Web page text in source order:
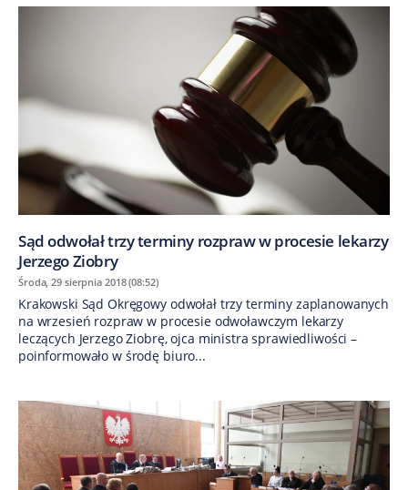
Sąd odwołał trzy terminy rozpraw w procesie lekarzy
Jerzego Ziobry
Środa, 29 sierpnia 2018 (08:52)
Krakowski Sąd Okręgowy odwołał trzy terminy zaplanowanych
na wrzesień rozpraw w procesie odwoławczym lekarzy
leczących Jerzego Ziobrę, ojca ministra sprawiedliwości –
poinformowało w środę biuro...